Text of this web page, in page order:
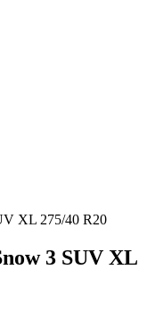
XL 275/40 R20
3 SUV XL